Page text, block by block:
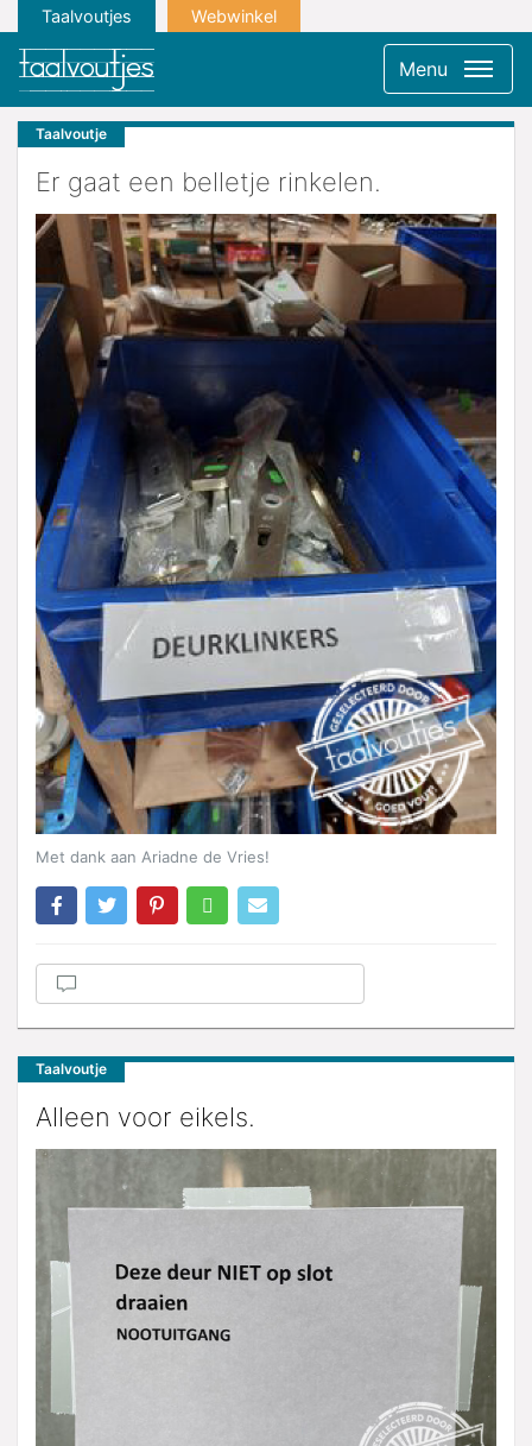
Taalvoutjes Webwinkel
Menu
Taalvoutje
Er gaat een belletje rinkelen.
Met dank aan Ariadne de Vries!
Taalvoutje
Alleen voor eikels.